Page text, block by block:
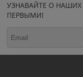
УЗНАВАЙТЕ О
ПЕРВЫМИ!